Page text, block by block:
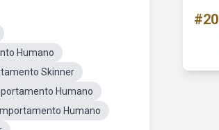
Humano
Skinner
Humano
Humano
#20